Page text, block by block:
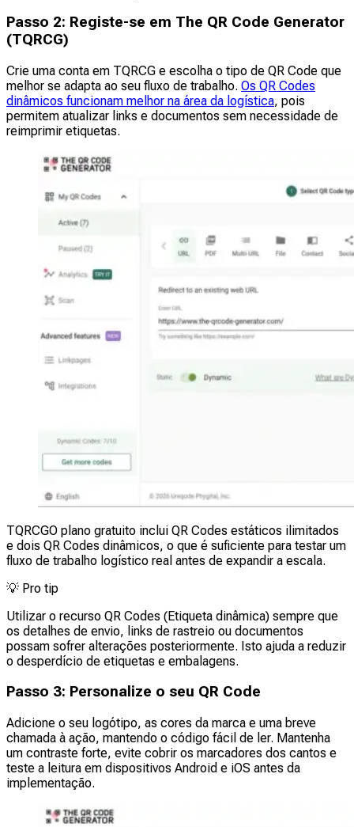
Passo 2: Registe-se em The QR Code Generator
(TQRCG)
Crie uma conta em TQRCG e escolha o tipo de QR Code que
melhor se adapta ao seu fluxo de trabalho. Os QR Codes
dinâmicos funcionam melhor na área da logística, pois
permitem atualizar links e documentos sem necessidade de
reimprimir etiquetas.
TQRCGO plano gratuito inclui QR Codes estáticos ilimitados
e dois QR Codes dinâmicos, o que é suficiente para testar um
fluxo de trabalho logístico real antes de expandir a escala.
💡 Pro tip
Utilizar o recurso QR Codes (Etiqueta dinâmica) sempre que
os detalhes de envio, links de rastreio ou documentos
possam sofrer alterações posteriormente. Isto ajuda a reduzir
o desperdício de etiquetas e embalagens.
Passo 3: Personalize o seu QR Code
Adicione o seu logótipo, as cores da marca e uma breve
chamada à ação, mantendo o código fácil de ler. Mantenha
um contraste forte, evite cobrir os marcadores dos cantos e
teste a leitura em dispositivos Android e iOS antes da
implementação.